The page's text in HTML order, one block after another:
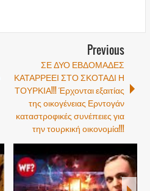
Previous
ΣΕ ΔΥΟ ΕΒΔΟΜΑΔΕΣ
ΚΑΤΑΡΡΕΕΙ ΣΤΟ ΣΚΟΤΑΔΙ Η
ΤΟΥΡΚΙΑ!!! Έρχονται εξαιτίας
της οικογένειας Ερντογάν
καταστροφικές συνέπειες για
την τουρκική οικονομία!!!